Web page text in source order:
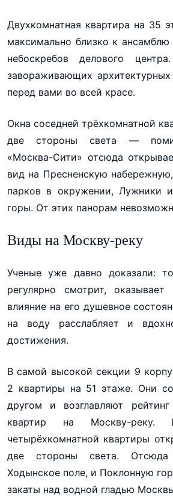
Двухкомнатная квартира на 35
максимально близко к
небоскребов делового
завораживающих
перед вами во всей красе.
Окна соседней трёхкомнатной
две стороны света —
«Москва-Сити» отсюда
вид на Пресненскую
парков в окружении, Лужники
горы. От этих панорам
Виды на Москву-реку
Ученые уже давно доказали:
регулярно смотрит, оказывает
влияние на его душевное
на воду расслабляет и
достижения.
В самой высокой секции 9
2 квартиры на 51 этаже. Они
другом и возглавляют
квартир на Москву-
четырёхкомнатной квартиры
две стороны света.
Ходынское поле, и Поклонную
закаты над водной гладью